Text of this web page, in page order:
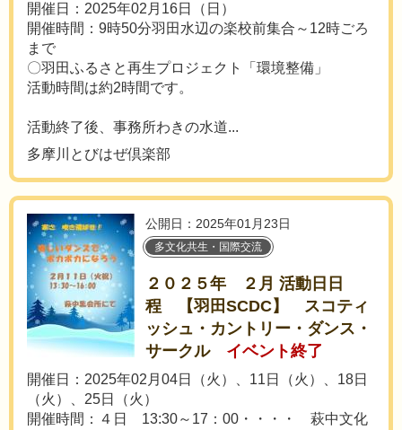
開催日：2025年02月16日（日）
開催時間：9時50分羽田水辺の楽校前集合～12時ごろ
まで
〇羽田ふるさと再生プロジェクト「環境整備」
活動時間は約2時間です。
活動終了後、事務所わきの水道...
多摩川とびはぜ倶楽部
公開日：2025年01月23日
多文化共生・国際交流
２０２５年 ２月 活動日日
程 【羽田SCDC】 スコティ
ッシュ・カントリー・ダンス・
サークル
イベント終了
開催日：2025年02月04日（火）、11日（火）、18日
（火）、25日（火）
開催時間：４日 13:30～17：00・・・・ 萩中文化